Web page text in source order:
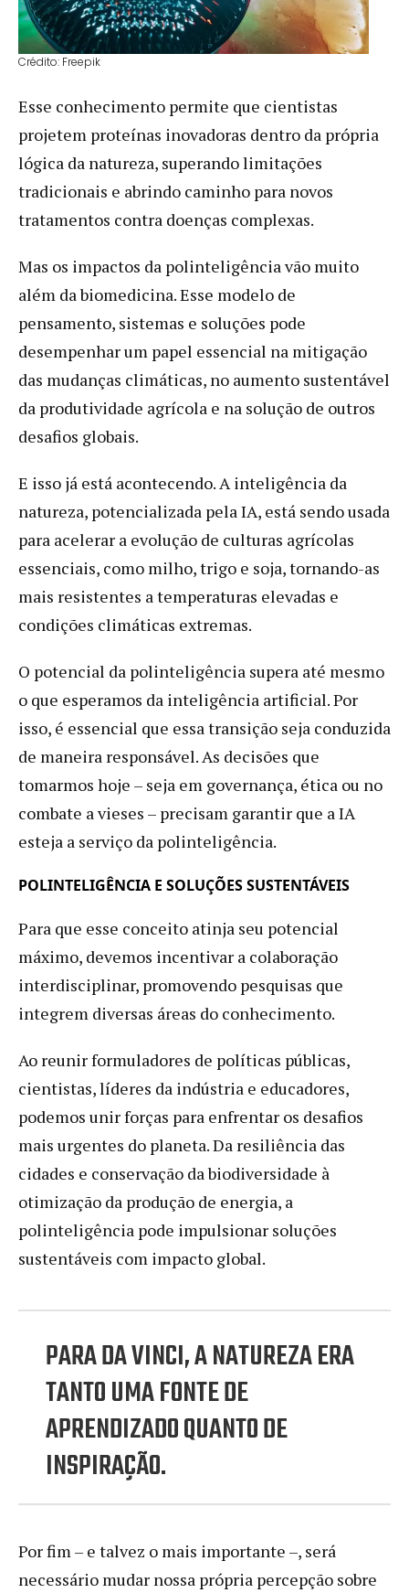
Crédito: Freepik
Esse conhecimento permite que cientistas
projetem proteínas inovadoras dentro da própria
lógica da natureza, superando limitações
tradicionais e abrindo caminho para novos
tratamentos contra doenças complexas.
Mas os impactos da polinteligência vão muito
além da biomedicina. Esse modelo de
pensamento, sistemas e soluções pode
desempenhar um papel essencial na mitigação
das mudanças climáticas, no aumento sustentável
da produtividade agrícola e na solução de outros
desafios globais.
E isso já está acontecendo. A inteligência da
natureza, potencializada pela IA, está sendo usada
para acelerar a evolução de culturas agrícolas
essenciais, como milho, trigo e soja, tornando-as
mais resistentes a temperaturas elevadas e
condições climáticas extremas.
O potencial da polinteligência supera até mesmo
o que esperamos da inteligência artificial. Por
isso, é essencial que essa transição seja conduzida
de maneira responsável. As decisões que
tomarmos hoje – seja em governança, ética ou no
combate a vieses – precisam garantir que a IA
esteja a serviço da polinteligência.
POLINTELIGÊNCIA E SOLUÇÕES SUSTENTÁVEIS
Para que esse conceito atinja seu potencial
máximo, devemos incentivar a colaboração
interdisciplinar, promovendo pesquisas que
integrem diversas áreas do conhecimento.
Ao reunir formuladores de políticas públicas,
cientistas, líderes da indústria e educadores,
podemos unir forças para enfrentar os desafios
mais urgentes do planeta. Da resiliência das
cidades e conservação da biodiversidade à
otimização da produção de energia, a
polinteligência pode impulsionar soluções
sustentáveis com impacto global.
PARA DA VINCI, A NATUREZA ERA
TANTO UMA FONTE DE
APRENDIZADO QUANTO DE
INSPIRAÇÃO.
Por fim – e talvez o mais importante –, será
necessário mudar nossa própria percepção sobre